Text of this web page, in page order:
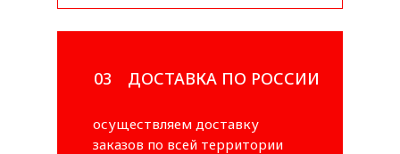
ДОСТАВКА ПО РОССИИ
03
осуществляем доставку
заказов по всей территории